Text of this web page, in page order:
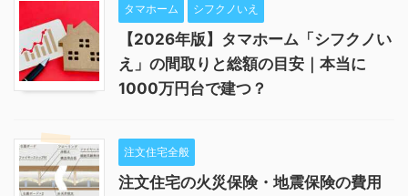
タマホーム シフクノいえ
【2026年版】タマホーム「シフクノい
え」の間取りと総額の目安｜本当に
1000万円台で建つ？
注文住宅全般
注文住宅の火災保険・地震保険の費用